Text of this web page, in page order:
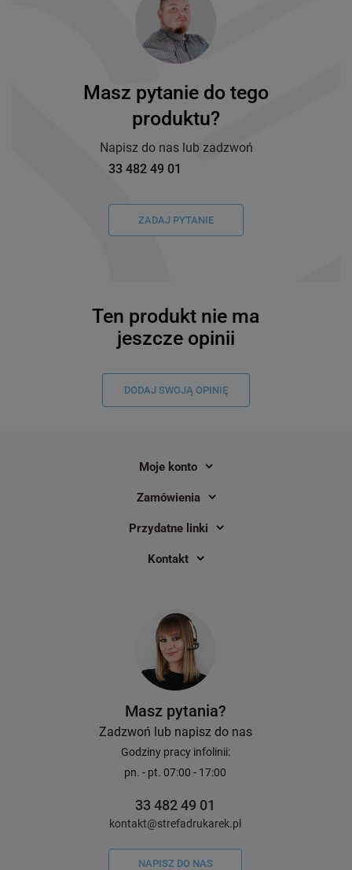
Masz pytanie do tego
produktu?
Napisz do nas lub zadzwoń
33 482 49 01
ZADAJ PYTANIE
Ten produkt nie ma
jeszcze opinii
DODAJ SWOJĄ OPINIĘ
Moje konto
Zamówienia
Przydatne linki
Kontakt
Masz pytania?
Zadzwoń lub napisz do nas
Godziny pracy infolinii:
pn. - pt. 07:00 - 17:00
33 482 49 01
kontakt@strefadrukarek.pl
NAPISZ DO NAS